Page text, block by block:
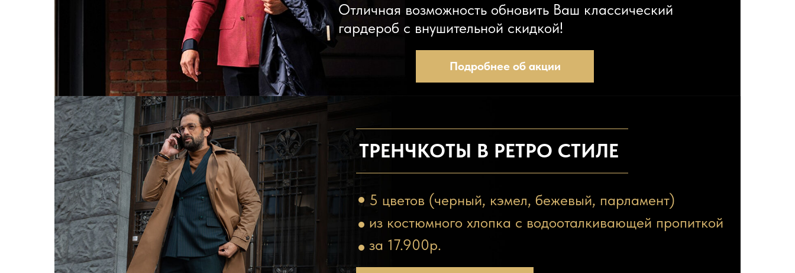
Подробнее об акции
Отличная возможность обновить Ваш классический
гардероб с внушительной скидкой!
ТРЕНЧКОТЫ В РЕТРО СТИЛЕ
5 цветов (черный, кэмел, бежевый, парламент)
из костюмного хлопка с водооталкивающей пропиткой
за 17.900р.